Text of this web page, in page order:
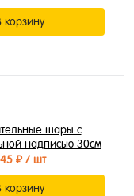
корзину
шары с
надписью 30см
₽/ шт
корзину